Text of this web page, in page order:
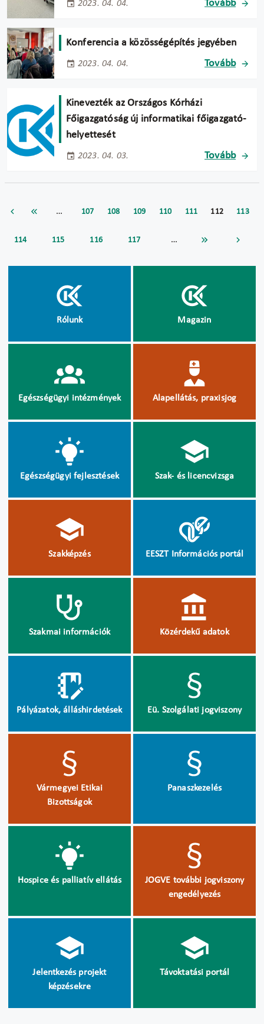
2023. 04. 04. Tovább
Konferencia a közösségépítés jegyében
2023. 04. 04. Tovább
Kinevezték az Országos Kórházi
Főigazgatóság új informatikai főigazgató-
helyettesét
2023. 04. 03. Tovább
… 107 108 109 110 111 112 113
114 115 116 117 …
Rólunk Magazin
Egészségügyi intézmények Alapellátás, praxisjog
Egészségügyi fejlesztések Szak- és licencvizsga
Szakképzés EESZT Információs portál
Szakmai információk Közérdekű adatok
Pályázatok, álláshirdetések Eü. Szolgálati jogviszony
Vármegyei Etikai
Bizottságok
Panaszkezelés
Hospice és palliatív ellátás
JOGVE további jogviszony
engedélyezés
Jelentkezés projekt
képzésekre
Távoktatási portál